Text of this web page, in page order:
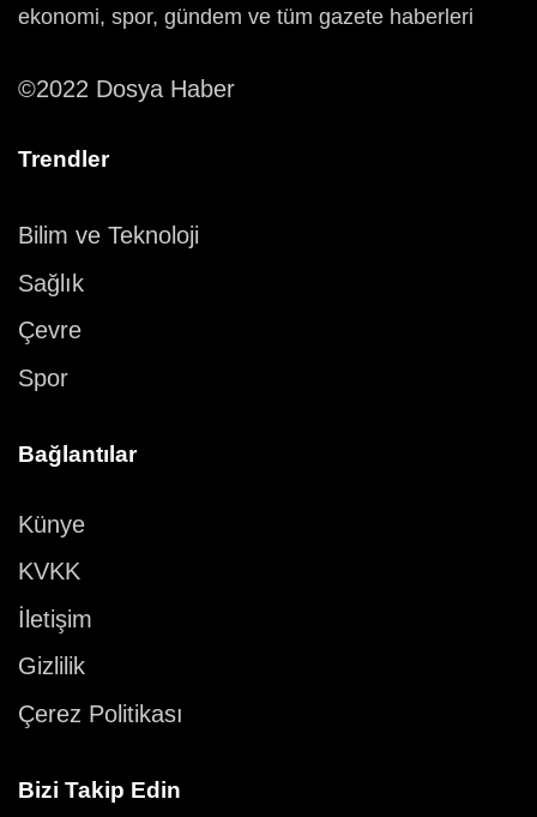
ekonomi, spor, gündem ve tüm gazete haberleri
©2022 Dosya Haber
Trendler
Bilim ve Teknoloji
Sağlık
Çevre
Spor
Bağlantılar
Künye
KVKK
İletişim
Gizlilik
Çerez Politikası
Bizi Takip Edin